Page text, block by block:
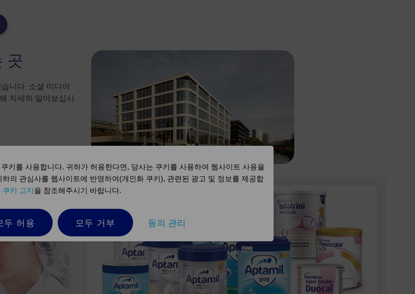
곳
니다. 소셜 미디어
자세히 알아보십시
키를 사용합니다. 귀하가 허용한다면, 당사는 쿠키를 사용하여 웹사이트 사용을
의 관심사를 웹사이트에 반영하여(개인화 쿠키), 관련된 광고 및 정보를 제공합
쿠키 고지을 참조해주시기 바랍니다.
두 허용 모두 거부 동의 관리